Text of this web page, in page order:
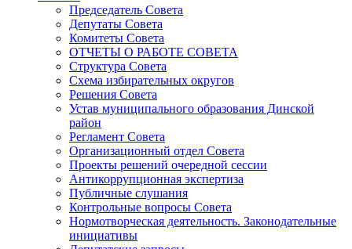
Председатель Совета
Депутаты Совета
Комитеты Совета
ОТЧЕТЫ О РАБОТЕ СОВЕТА
Структура Совета
Схема избирательных округов
Решения Совета
Устав муниципального образования Динской
район
Регламент Совета
Организационный отдел Совета
Проекты решений очередной сессии
Антикоррупционная экспертиза
Публичные слушания
Контрольные вопросы Совета
Нормотворческая деятельность. Законодательные
инициативы